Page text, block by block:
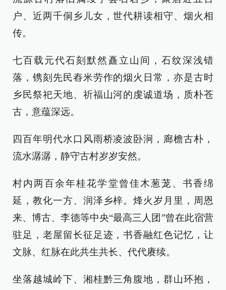
户、近两千侗乡儿女，世代耕读相守、烟火相
传。
七百载元代石刻默然矗立山间，石纹深浅错
落，镌刻先民舂米劳作的烟火日常，亦是古时
乡民祭祀天地、祈福山河的虔诚道场，质朴苍
古，意蕴深远。
四百年明代水口风雨桥凌波卧涧，廊檐古朴，
流水潺潺，静守古村岁岁安然。
村内两百余年桂花学堂曾佳木葱茏、书香绵
延，教化一方、润泽乡梓。烽火岁月里，周恩
来、博古、李德等中央“最高三人团”曾在此宿营
驻足，老屋留长征足迹，书香融红色记忆，让
文脉、红脉在此共生共长、代代赓续。
坐落越城岭下、湘桂黔三角腹地，群山环抱，